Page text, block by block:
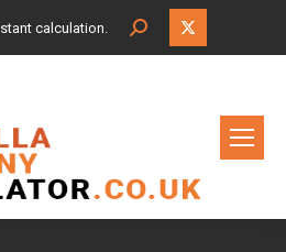
calculation. Search:
new